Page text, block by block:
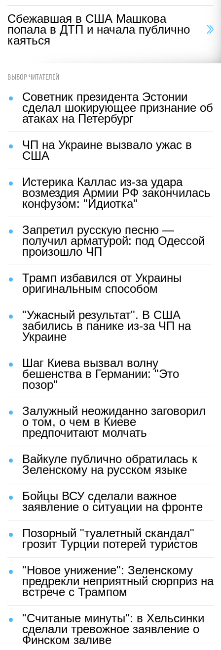
Сбежавшая в США Машкова
попала в ДТП и начала публично
каяться
ВЫБОР ЧИТАТЕЛЕЙ
Советник президента Эстонии
сделал шокирующее признание об
атаках на Петербург
ЧП на Украине вызвало ужас в
США
Истерика Каллас из-за удара
возмездия Армии РФ закончилась
конфузом: "Идиотка"
Запретил русскую песню —
получил арматурой: под Одессой
произошло ЧП
Трамп избавился от Украины
оригинальным способом
"Ужасный результат". В США
забились в панике из-за ЧП на
Украине
Шаг Киева вызвал волну
бешенства в Германии: "Это
позор"
Залужный неожиданно заговорил
о том, о чем в Киеве
предпочитают молчать
Вайкуле публично обратилась к
Зеленскому на русском языке
Бойцы ВСУ сделали важное
заявление о ситуации на фронте
Позорный "туалетный скандал"
грозит Турции потерей туристов
"Новое унижение": Зеленскому
предрекли неприятный сюрприз на
встрече с Трампом
"Считаные минуты": в Хельсинки
сделали тревожное заявление о
Финском заливе